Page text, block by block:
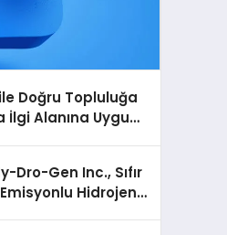
Doğru Topluluğa
İlgi Alanına Uygun
Dro-Gen Inc., Sıfır
Hidrojen